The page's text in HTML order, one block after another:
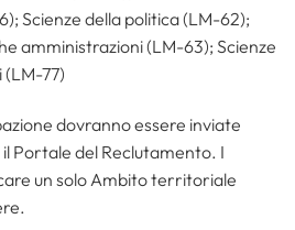
Scienze della politica (LM-62);
amministrazioni (LM-63); Scienze
77)
dovranno essere inviate
Portale del Reclutamento. I
un solo Ambito territoriale